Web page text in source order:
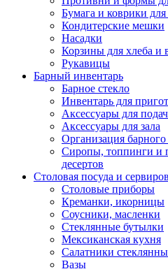
Бумага и коврики
Кондитерские мешки
Насадки
Корзины для хлеба и
Рукавицы
Барный инвентарь
Барное стекло
Инвентарь для
Аксессуары для
Аксессуары для зала
Организация барного
Сиропы, топпинги и
десертов
Столовая посуда и
Столовые приборы
Креманки, икорницы
Соусники, масленки
Стеклянные бутылки
Мексиканская кухня
Салатники
Вазы